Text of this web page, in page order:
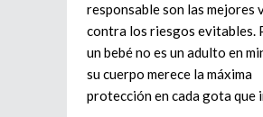
responsable son las mejores
contra los riesgos evitables.
un bebé no es un adulto en
su cuerpo merece la máxima
protección en cada gota que